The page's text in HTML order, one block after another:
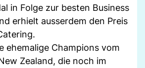
in Folge zur besten Business
erhielt ausserdem den Preis
ehemalige Champions vom
Zealand, die noch im